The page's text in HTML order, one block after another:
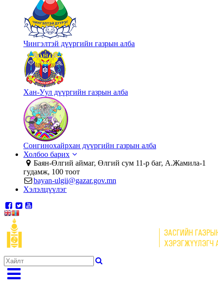
Чингэлтэй дүүргийн газрын алба
Хан-Уул дүүргийн газрын алба
Сонгинохайрхан дүүргийн газрын алба
Холбоо барих
Баян-Өлгий аймаг, Өлгий сум 11-р баг, А.Жамила-1
гудамж, 100 тоот
bayan-ulgii@gazar.gov.mn
Хэлэлцүүлэг